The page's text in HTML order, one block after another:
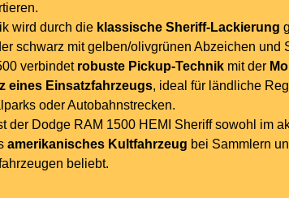
wird durch die klassische Sheriff-Lackierung
schwarz mit gelben/olivgrünen Abzeichen und
verbindet robuste Pickup-Technik mit der
eines Einsatzfahrzeugs, ideal für ländliche
oder Autobahnstrecken.
der Dodge RAM 1500 HEMI Sheriff sowohl im
amerikanisches Kultfahrzeug bei Sammlern
beliebt.